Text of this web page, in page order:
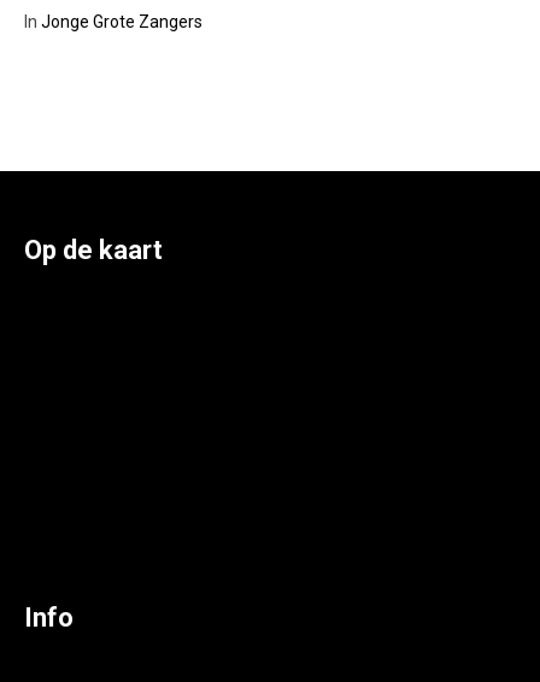
In Jonge Grote Zangers
Op de kaart
Info